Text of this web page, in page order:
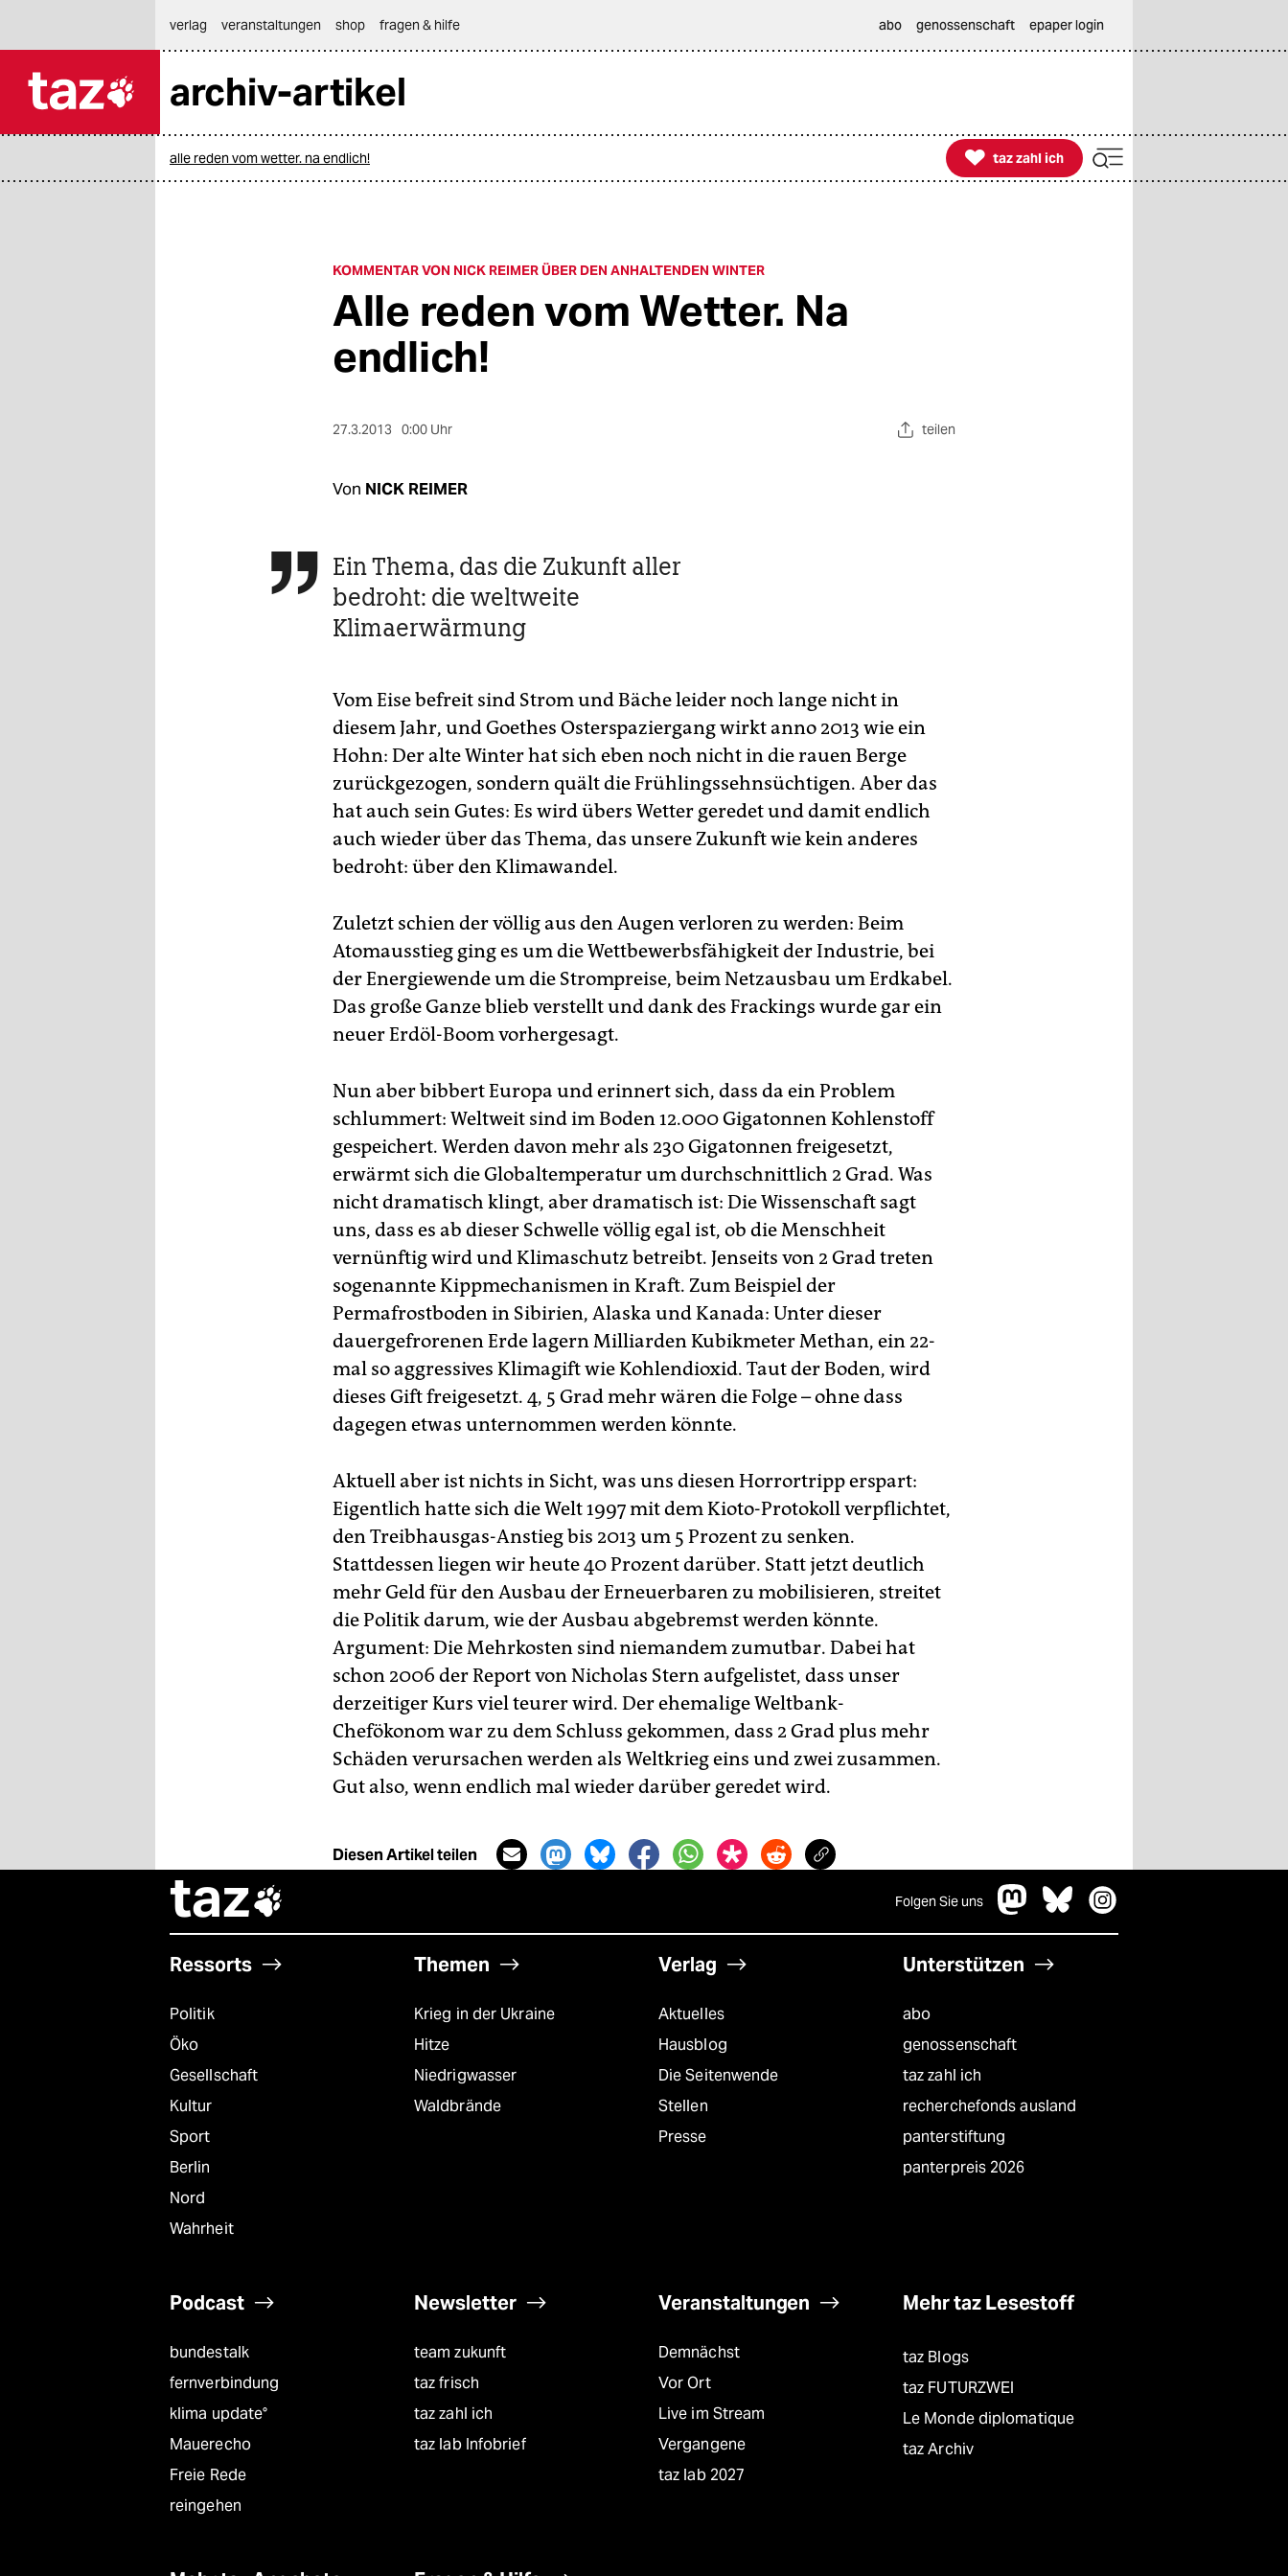
themen
verlag
veranstaltungen shop fragen & hilfe abo genossenschaft epaper login
archiv-artikel
alle reden vom wetter. na endlich! 
taz zahl ich
taz zahl ich
KOMMENTAR VON NICK REIMER ÜBER DEN ANHALTENDEN WINTER
Alle reden vom Wetter. Na
endlich!
27.3.2013 0:00 Uhr teilen
Von NICK REIMER
 Ein Thema, das die Zukunft aller
bedroht: die weltweite
Klimaerwärmung
Vom Eise befreit sind Strom und Bäche leider noch lange nicht in
diesem Jahr, und Goethes Osterspaziergang wirkt anno 2013 wie ein
Hohn: Der alte Winter hat sich eben noch nicht in die rauen Berge
zurückgezogen, sondern quält die Frühlingssehnsüchtigen. Aber das
hat auch sein Gutes: Es wird übers Wetter geredet und damit endlich
auch wieder über das Thema, das unsere Zukunft wie kein anderes
bedroht: über den Klimawandel.
Zuletzt schien der völlig aus den Augen verloren zu werden: Beim
Atomausstieg ging es um die Wettbewerbsfähigkeit der Industrie, bei
der Energiewende um die Strompreise, beim Netzausbau um Erdkabel.
Das große Ganze blieb verstellt und dank des Frackings wurde gar ein
neuer Erdöl-Boom vorhergesagt.
Nun aber bibbert Europa und erinnert sich, dass da ein Problem
schlummert: Weltweit sind im Boden 12.000 Gigatonnen Kohlenstoff
gespeichert. Werden davon mehr als 230 Gigatonnen freigesetzt,
erwärmt sich die Globaltemperatur um durchschnittlich 2 Grad. Was
nicht dramatisch klingt, aber dramatisch ist: Die Wissenschaft sagt
uns, dass es ab dieser Schwelle völlig egal ist, ob die Menschheit
vernünftig wird und Klimaschutz betreibt. Jenseits von 2 Grad treten
sogenannte Kippmechanismen in Kraft. Zum Beispiel der
Permafrostboden in Sibirien, Alaska und Kanada: Unter dieser
dauergefrorenen Erde lagern Milliarden Kubikmeter Methan, ein 22-
mal so aggressives Klimagift wie Kohlendioxid. Taut der Boden, wird
dieses Gift freigesetzt. 4, 5 Grad mehr wären die Folge – ohne dass
dagegen etwas unternommen werden könnte.
Aktuell aber ist nichts in Sicht, was uns diesen Horrortripp erspart:
Eigentlich hatte sich die Welt 1997 mit dem Kioto-Protokoll verpflichtet,
den Treibhausgas-Anstieg bis 2013 um 5 Prozent zu senken.
Stattdessen liegen wir heute 40 Prozent darüber. Statt jetzt deutlich
mehr Geld für den Ausbau der Erneuerbaren zu mobilisieren, streitet
die Politik darum, wie der Ausbau abgebremst werden könnte.
Argument: Die Mehrkosten sind niemandem zumutbar. Dabei hat
schon 2006 der Report von Nicholas Stern aufgelistet, dass unser
derzeitiger Kurs viel teurer wird. Der ehemalige Weltbank-
Chefökonom war zu dem Schluss gekommen, dass 2 Grad plus mehr
Schäden verursachen werden als Weltkrieg eins und zwei zusammen.
Gut also, wenn endlich mal wieder darüber geredet wird.
Diesen Artikel teilen
taz Folgen Sie uns
Ressorts
Politik
Öko
Gesellschaft
Kultur
Sport
Berlin
Nord
Wahrheit
Themen
Krieg in der Ukraine
Hitze
Niedrigwasser
Waldbrände
Verlag
Aktuelles
Hausblog
Die Seitenwende
Stellen
Presse
Unterstützen
abo
genossenschaft
taz zahl ich
recherchefonds ausland
panterstiftung
panterpreis 2026
Podcast
bundestalk
fernverbindung
klima update°
Mauerecho
Freie Rede
reingehen
Newsletter
team zukunft
taz frisch
taz zahl ich
taz lab Infobrief
Veranstaltungen
Demnächst
Vor Ort
Live im Stream
Vergangene
taz lab 2027
Mehr taz Lesestoff
taz Blogs
taz FUTURZWEI
Le Monde diplomatique
taz Archiv